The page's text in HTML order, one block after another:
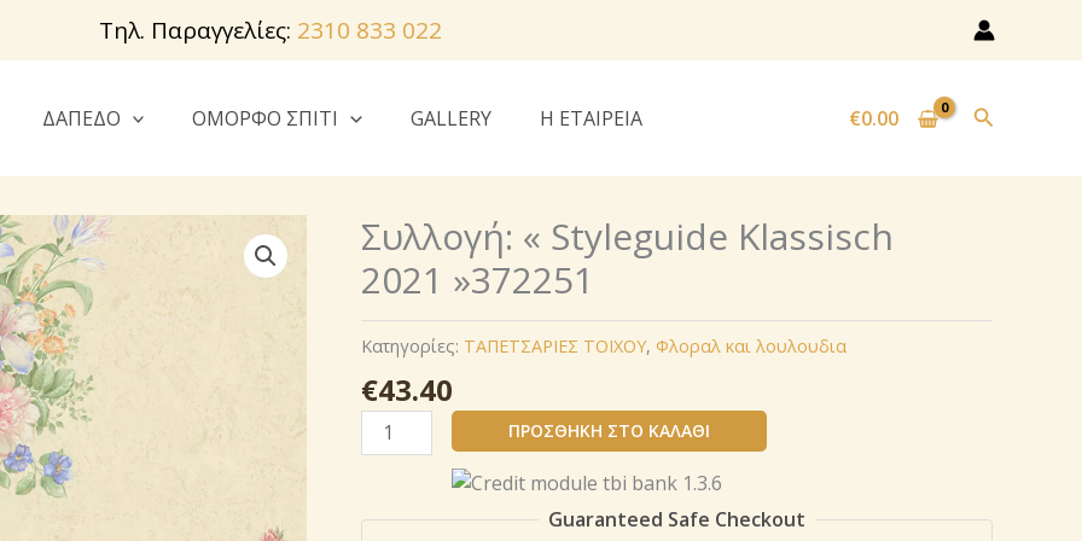
Τηλ. Παραγγελίες: 2310 833 022
ΔΑΠΕΔΟ ΟΜΟΡΦΟ ΣΠΙΤΙ GALLERY Η ΕΤΑΙΡΕΙΑ €0.00
Συλλογή: « Styleguide Klassisch
2021 »372251
Κατηγορίες: ΤΑΠΕΤΣΑΡΙΕΣ ΤΟΙΧΟΥ, Φλοραλ και λουλουδια
€43.40
Συλλογή:
« Styleguide
2021 »372251
ΠΡΟΣΘΉΚΗ ΣΤΟ ΚΑΛΆΘΙ
Guaranteed Safe Checkout